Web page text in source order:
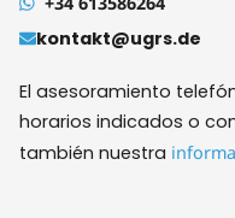
kontakt@ugrs.de
El asesoramiento
horarios indicados o
también nuestra